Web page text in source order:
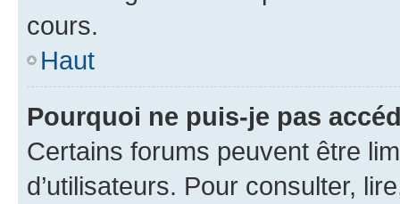
cours.
Haut
Pourquoi ne puis-je pas
Certains forums peuvent être
d’utilisateurs. Pour consulter,